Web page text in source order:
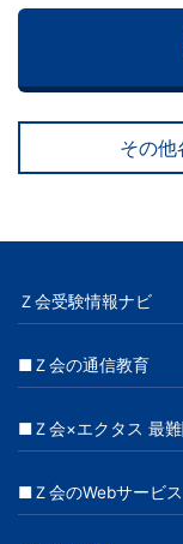
その他
Ｚ会受験情報ナビ
■Ｚ会の通信教育
■Ｚ会×エクタス 最
■Ｚ会のWebサービス